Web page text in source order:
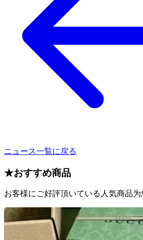
ニュース一覧に戻る
★おすすめ商品
お客様にご好評頂いている人気商品为